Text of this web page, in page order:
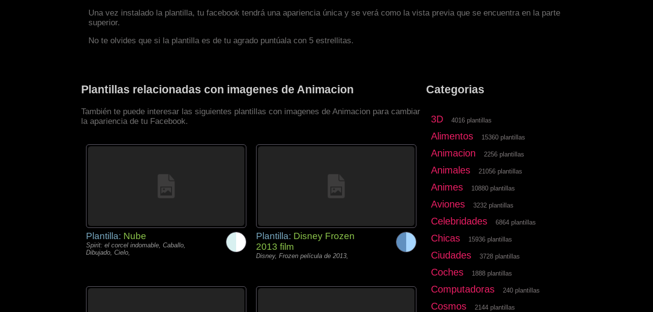
Una vez instalado la plantilla, tu facebook tendrá una apariencia única y se verá como la vista previa que se encuentra en la parte
superior.
No te olvides que si la plantilla es de tu agrado puntúala con 5 estrellitas.
Plantillas relacionadas con imagenes de Animacion
También te puede interesar las siguientes plantillas con imagenes de Animacion para cambiar
la apariencia de tu Facebook.
Plantilla: Nube
Spirit: el corcel indomable, Caballo,
Dibujado, Cielo,
Plantilla: Disney Frozen
2013 film
Disney, Frozen película de 2013,
Categorias
3D 4016 plantillas
Alimentos 15360 plantillas
Animacion 2256 plantillas
Animales 21056 plantillas
Animes 10880 plantillas
Aviones 3232 plantillas
Celebridades 6864 plantillas
Chicas 15936 plantillas
Ciudades 3728 plantillas
Coches 1888 plantillas
Computadoras 240 plantillas
Cosmos 2144 plantillas